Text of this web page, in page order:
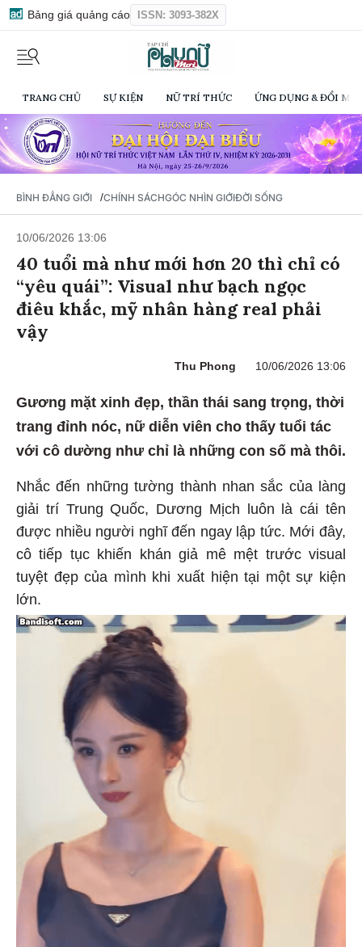
Bảng giá quảng cáo ISSN: 3093-382X
TRANG CHỦ SỰ KIỆN NỮ TRÍ THỨC ỨNG DỤNG & ĐỔI
BÌNH ĐẲNG GIỚI /CHÍNH SÁCHGÓC NHÌN GIỚIĐỜI SỐNG
10/06/2026 13:06
40 tuổi mà như mới hơn 20 thì chỉ có
“yêu quái”: Visual như bạch ngọc
điêu khắc, mỹ nhân hàng real phải
vậy
Thu Phong 10/06/2026 13:06
Gương mặt xinh đẹp, thần thái sang trọng, thời
trang đỉnh nóc, nữ diễn viên cho thấy tuổi tác
với cô dường như chỉ là những con số mà thôi.
Nhắc đến những tường thành nhan sắc của làng
giải trí Trung Quốc, Dương Mịch luôn là cái tên
được nhiều người nghĩ đến ngay lập tức. Mới đây,
cô tiếp tục khiến khán giả mê mệt trước visual
tuyệt đẹp của mình khi xuất hiện tại một sự kiện
lớn.